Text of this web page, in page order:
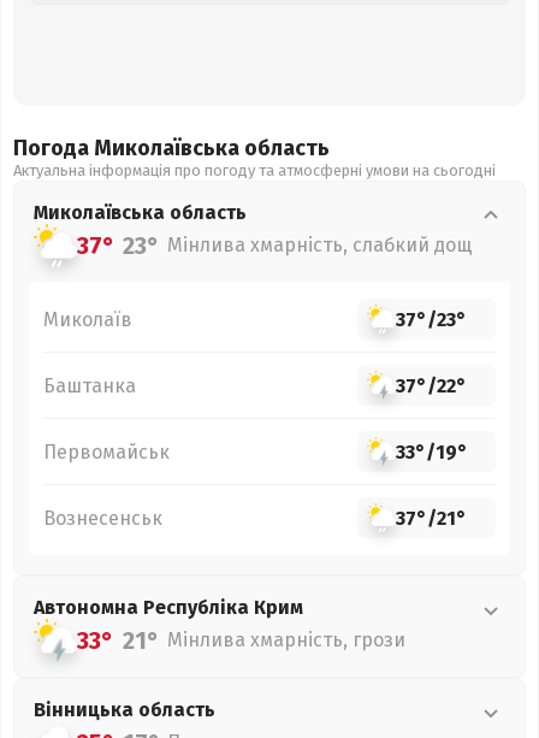
Погода Миколаївська область
Актуальна інформація про погоду та атмосферні умови на сьогодні
Миколаївська область
37° 23° Мінлива хмарність, слабкий дощ
Миколаїв 37°/23°
Баштанка 37°/22°
Первомайськ 33°/19°
Вознесенськ 37°/21°
Автономна Республіка Крим
33° 21° Мінлива хмарність, грози
Вінницька область